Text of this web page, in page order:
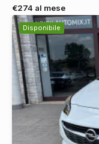
€274 al mese
Disponibile